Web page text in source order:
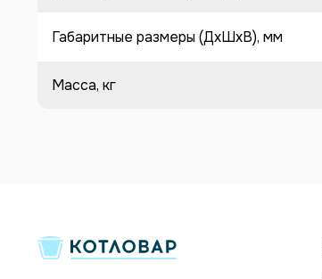
Габаритные размеры (ДхШхВ), мм
Масса, кг